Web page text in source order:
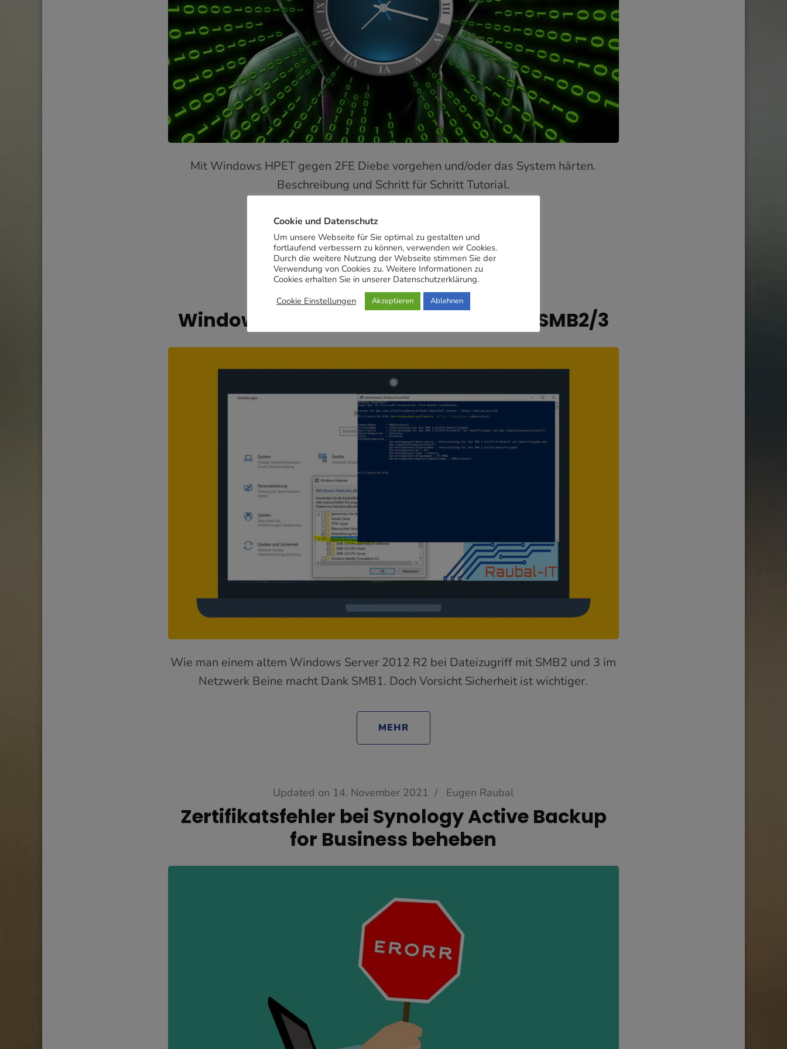
Mit Windows HPET gegen 2FE Diebe vorgehen und/oder das System härten.
Beschreibung und Schritt für Schritt Tutorial.
MEHR
Updated on7. April 2022 / Eugen Raubal
Windows Server 2012 R2 langsam mit SMB2/3
Wie man einem altem Windows Server 2012 R2 bei Dateizugriff mit SMB2 und 3 im
Netzwerk Beine macht Dank SMB1. Doch Vorsicht Sicherheit ist wichtiger.
MEHR
Updated on 14. November 2021 / Eugen Raubal
Zertifikatsfehler bei Synology Active Backup
for Business beheben
Cookie und Datenschutz
Um unsere Webseite für Sie optimal zu gestalten und
fortlaufend verbessern zu können, verwenden wir Cookies.
Durch die weitere Nutzung der Webseite stimmen Sie der
Verwendung von Cookies zu. Weitere Informationen zu
Cookies erhalten Sie in unserer Datenschutzerklärung.
Cookie Einstellungen
Akzeptieren Ablehnen